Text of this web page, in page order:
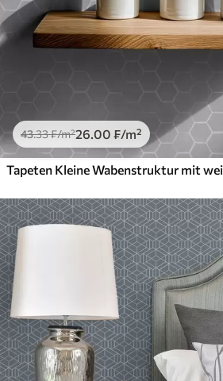
43.33₣/m²26.00 ₣/m²